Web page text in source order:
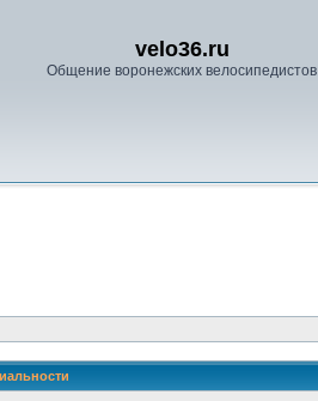
velo36.ru
Общение воронежских велосипедистов